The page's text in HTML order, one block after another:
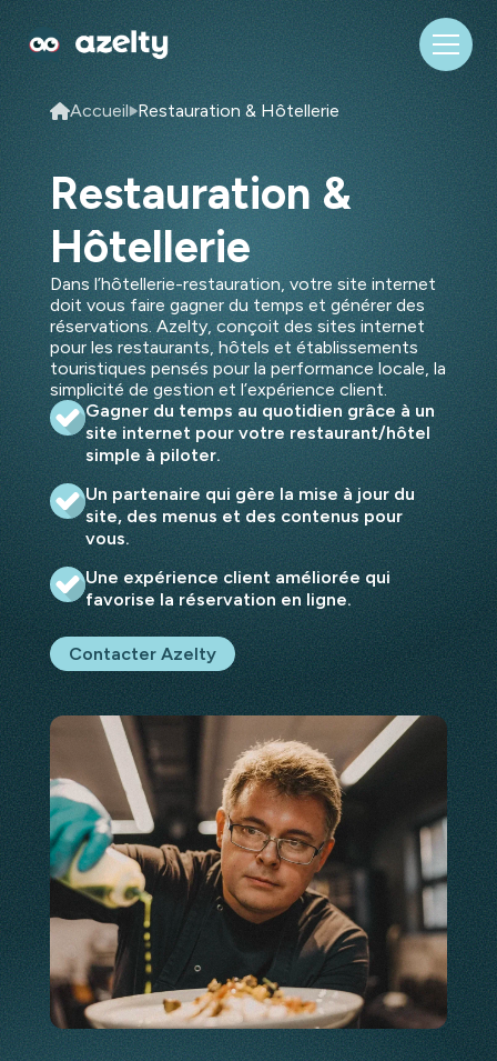
Accueil Restauration & Hôtellerie
Restauration &
Hôtellerie
Dans l’hôtellerie-restauration, votre site internet
doit vous faire gagner du temps et générer des
réservations. Azelty, conçoit des sites internet
pour les restaurants, hôtels et établissements
touristiques pensés pour la performance locale, la
simplicité de gestion et l’expérience client.
Gagner du temps au quotidien grâce à un
site internet pour votre restaurant/hôtel
simple à piloter.
Un partenaire qui gère la mise à jour du
site, des menus et des contenus pour
vous.
Une expérience client améliorée qui
favorise la réservation en ligne.
Contacter Azelty